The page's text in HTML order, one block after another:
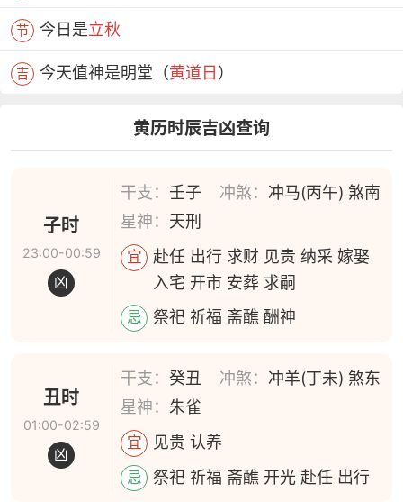
节 今日是立秋
吉 今天值神是明堂（黄道日 ）
黄历时辰吉凶查询
子时
23:00-00:59
凶
干支： 壬子 冲煞： 冲马(丙午) 煞南
星神： 天刑
宜
赴任 出行 求财 见贵 纳采 嫁娶
入宅 开市 安葬 求嗣
忌 祭祀 祈福 斋醮 酬神
丑时
01:00-02:59
凶
干支：癸丑 冲煞： 冲羊(丁未) 煞东
星神： 朱雀
宜 见贵 认养
忌 祭祀 祈福 斋醮 开光 赴任 出行